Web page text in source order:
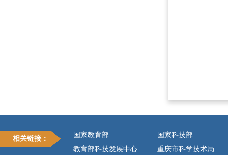
相关链接： 国家教育部
国家科技部
教育部科技发展中心
重庆市科学技术局